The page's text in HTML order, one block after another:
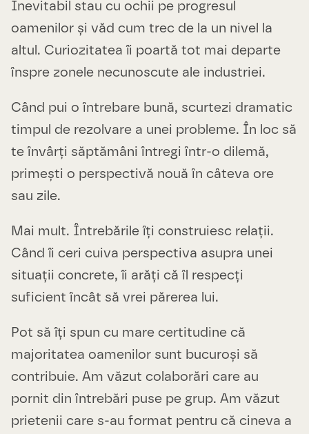
Inevitabil stau cu ochii pe progresul
oamenilor și văd cum trec de la un nivel la
altul. Curiozitatea îi poartă tot mai departe
înspre zonele necunoscute ale industriei.
Când pui o întrebare bună, scurtezi dramatic
timpul de rezolvare a unei probleme. În loc să
te învârți săptămâni întregi într-o dilemă,
primești o perspectivă nouă în câteva ore
sau zile.
Mai mult. Întrebările îți construiesc relații.
Când îi ceri cuiva perspectiva asupra unei
situații concrete, îi arăți că îl respecți
suficient încât să vrei părerea lui.
Pot să îți spun cu mare certitudine că
majoritatea oamenilor sunt bucuroși să
contribuie. Am văzut colaborări care au
pornit din întrebări puse pe grup. Am văzut
prietenii care s-au format pentru că cineva a